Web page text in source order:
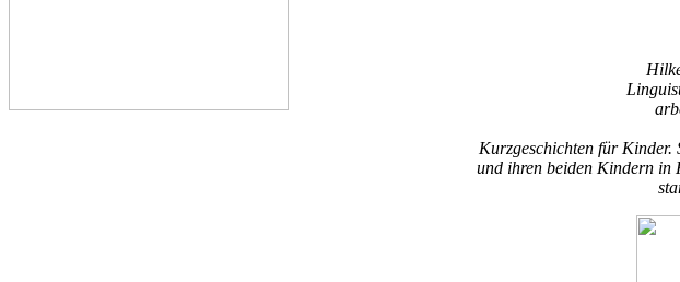
Kurzgeschichten für Kinder.
und ihren beiden Kindern in